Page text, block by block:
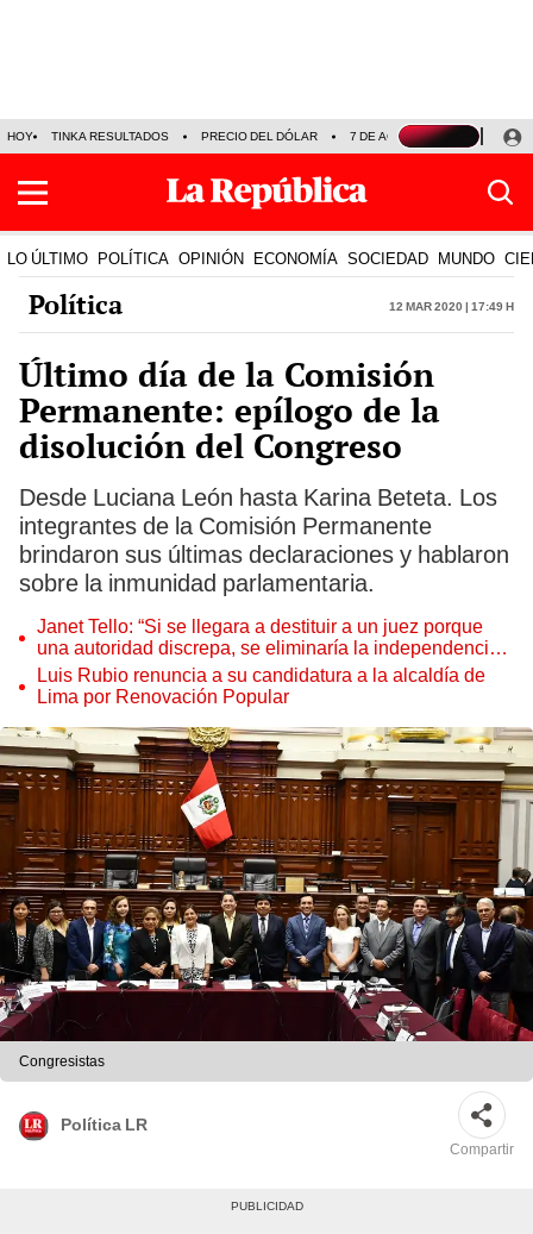
HOY TINKA RESULTADOS PRECIO DEL DÓLAR 7 DE AGOSTO OLLANTA
LO ÚLTIMO POLÍTICA OPINIÓN ECONOMÍA SOCIEDAD MUNDO
Política 12 Mar 2020 | 17:49 h
Último día de la Comisión
Permanente: epílogo de la
disolución del Congreso
Desde Luciana León hasta Karina Beteta. Los
integrantes de la Comisión Permanente
brindaron sus últimas declaraciones y hablaron
sobre la inmunidad parlamentaria.
Janet Tello: “Si se llegara a destituir a un juez porque
una autoridad discrepa, se eliminaría la independencia
judicial”
Luis Rubio renuncia a su candidatura a la alcaldía de
Lima por Renovación Popular
Congresistas
Política LR
Compartir